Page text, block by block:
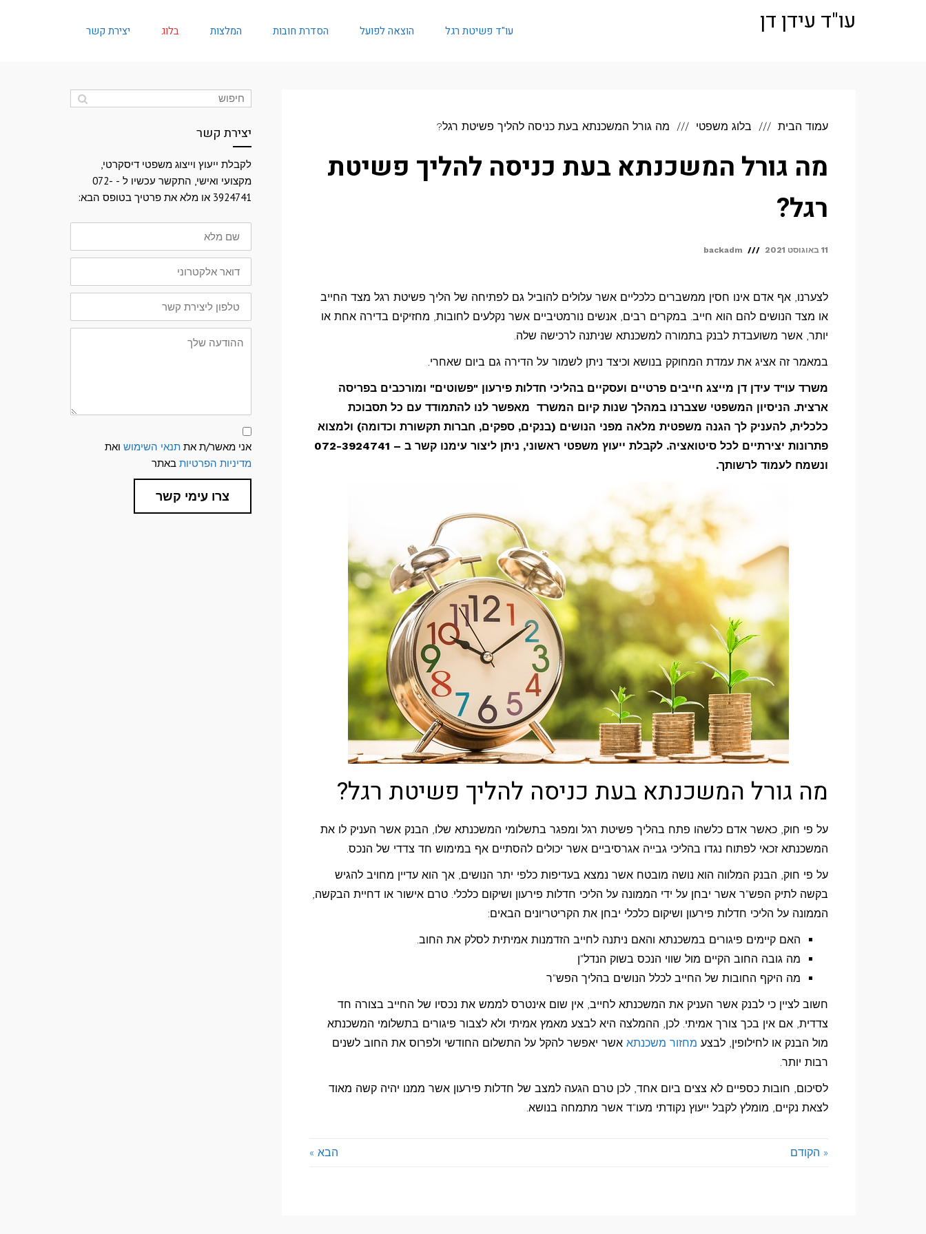
עו"ד עידן דן עו"ד פשיטת רגל הוצאה לפועל הסדרת חובות המלצות בלוג יצירת קשר
עמוד הבית בלוג משפטי מה גורל המשכנתא בעת כניסה להליך פשיטת רגל?
מה גורל המשכנתא בעת כניסה להליך פשיטת
רגל?
11 באוגוסט 2021 backadm
לצערנו, אף אדם אינו חסין ממשברים כלכליים אשר עלולים להוביל גם לפתיחה של הליך פשיטת רגל מצד החייב
או מצד הנושים להם הוא חייב. במקרים רבים, אנשים נורמטיביים אשר נקלעים לחובות, מחזיקים בדירה אחת או
יותר, אשר משועבדת לבנק בתמורה למשכנתא שניתנה לרכישה שלה.
במאמר זה אציג את עמדת המחוקק בנושא וכיצד ניתן לשמור על הדירה גם ביום שאחרי.
משרד עו"ד עידן דן מייצג חייבים פרטיים ועסקיים בהליכי חדלות פירעון "פשוטים" ומורכבים בפריסה
ארצית. הניסיון המשפטי שצברנו במהלך שנות קיום המשרד מאפשר לנו להתמודד עם כל תסבוכת
כלכלית, להעניק לך הגנה משפטית מלאה מפני הנושים (בנקים, ספקים, חברות תקשורת וכדומה) ולמצוא
פתרונות יצירתיים לכל סיטואציה. לקבלת ייעוץ משפטי ראשוני, ניתן ליצור עימנו קשר ב – 072-3924741
ונשמח לעמוד לרשותך.
מה גורל המשכנתא בעת כניסה להליך פשיטת רגל?
על פי חוק, כאשר אדם כלשהו פתח בהליך פשיטת רגל ומפגר בתשלומי המשכנתא שלו, הבנק אשר העניק לו את
המשכנתא זכאי לפתוח נגדו בהליכי גבייה אגרסיביים אשר יכולים להסתיים אף במימוש חד צדדי של הנכס.
על פי חוק, הבנק המלווה הוא נושה מובטח אשר נמצא בעדיפות כלפי יתר הנושים, אך הוא עדיין מחויב להגיש
בקשה לתיק הפש"ר אשר יבחן על ידי הממונה על הליכי חדלות פירעון ושיקום כלכלי. טרם אישור או דחיית הבקשה,
הממונה על הליכי חדלות פירעון ושיקום כלכלי יבחן את הקריטריונים הבאים:
האם קיימים פיגורים במשכנתא והאם ניתנה לחייב הזדמנות אמיתית לסלק את החוב.
מה גובה החוב הקיים מול שווי הנכס בשוק הנדל"ן
מה היקף החובות של החייב לכלל הנושים בהליך הפש"ר
חשוב לציין כי לבנק אשר העניק את המשכנתא לחייב, אין שום אינטרס לממש את נכסיו של החייב בצורה חד
צדדית, אם אין בכך צורך אמיתי. לכן, ההמלצה היא לבצע מאמץ אמיתי ולא לצבור פיגורים בתשלומי המשכנתא
מול הבנק או לחילופין, לבצע מחזור משכנתא אשר יאפשר להקל על התשלום החודשי ולפרוס את החוב לשנים
רבות יותר.
לסיכום, חובות כספיים לא צצים ביום אחד, לכן טרם הגעה למצב של חדלות פירעון אשר ממנו יהיה קשה מאוד
לצאת נקיים, מומלץ לקבל ייעוץ נקודתי מעו"ד אשר מתמחה בנושא.
« הקודם הבא »
יצירת קשר
לקבלת ייעוץ וייצוג משפטי דיסקרטי,
מקצועי ואישי, התקשר עכשיו ל - 072-
3924741 או מלא את פרטיך בטופס הבא:
שם
מלא
דואר
אלקטרוני
טלפון
ליצירת
קשר
ההודעה
שלך
תנאי
שימוש
ומדיניות
פרטיות
אני מאשר/ת אתתנאי השימוש ואת
מדיניות הפרטיות באתר
צרו עימי קשר